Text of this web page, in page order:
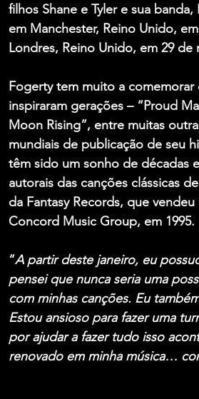
filhos Shane e Tyler e sua
em Manchester, Reino Unido,
Londres, Reino Unido, em 29 de
Fogerty tem muito a
inspiraram gerações – “Proud
Moon Rising”, entre muitas
mundiais de publicação de seu
têm sido um sonho de décadas
autorais das canções clássicas
da Fantasy Records, que
Concord Music Group, em 1995.
“A partir deste janeiro, eu
pensei que nunca seria uma
com minhas canções. Eu
Estou ansioso para fazer uma
por ajudar a fazer tudo isso
renovado em minha música…